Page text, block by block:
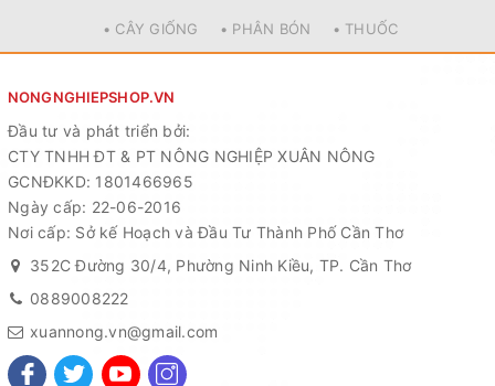
thịt trái chắc, không mềm và mọng nước như nhãn long.
thống. Có khả năng chịu được phèn, mặn.
Kỹ thuật trồng
a. Thời vụ trồng:bắt đầu trồng nhãn khi mùa mưa ổn
định, thường vào tháng 6-7 hàng năm.
b. Khoảng cách trồng:Khoảng cách trồng thay đổi từ 4 –
8m tùy vào giống, đất đai. Có thể trồng với khoảng cách 5 x
c. Chuẩn bị hố và cách trồng:
• CÂY GIỐNG • PHÂN BÓN • THUỐC
NONGNGHIEPSHOP.VN
Đầu tư và phát triển bởi:
CTY TNHH ĐT & PT NÔNG NGHIỆP XUÂN NÔNG
GCNĐKKD: 1801466965
Ngày cấp: 22-06-2016
Nơi cấp: Sở kế Hoạch và Đầu Tư Thành Phố Cần Thơ
352C Đường 30/4, Phường Ninh Kiều, TP. Cần Thơ
0889008222
xuannong.vn@gmail.com